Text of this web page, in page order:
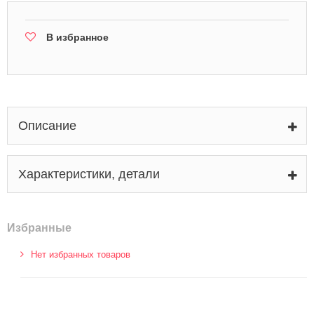
В избранное
Описание
Характеристики, детали
Избранные
Нет избранных товаров